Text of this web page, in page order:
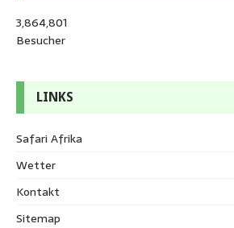
3,864,801
Besucher
LINKS
Safari Afrika
Wetter
Kontakt
Sitemap